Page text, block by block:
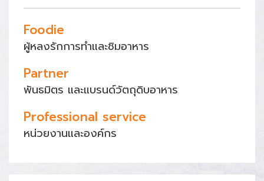
Foodie
ผู้หลงรักการทำและชิมอาหาร
Partner
พันธมิตร และแบรนด์วัตถุดิบอาหาร
Professional service
หน่วยงานและองค์กร